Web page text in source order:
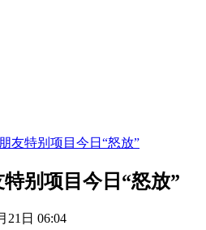
友特别项目今日“怒放”
别项目今日“怒放”
21日 06:04